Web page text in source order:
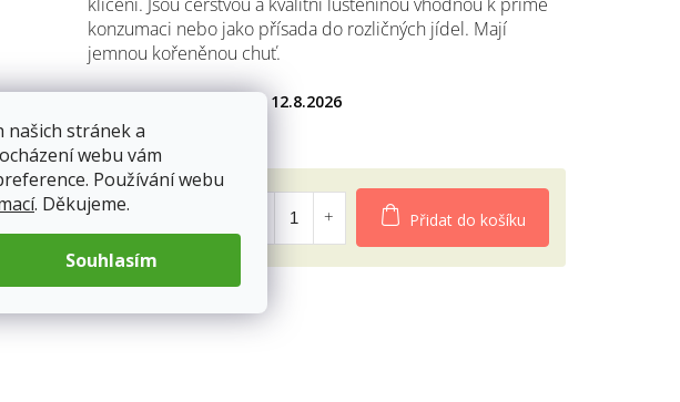
našich stránek a
webu vám
Používání webu
. Děkujeme.
Souhlasím
12.8.2026
konzumaci nebo jako přísada do rozličných jídel. Mají
jemnou kořeněnou chuť.
0,0
z
5
hvězdiček.
Doprava od 59Kč
99 Kč
Měrná
cena:
Přidat do košíku